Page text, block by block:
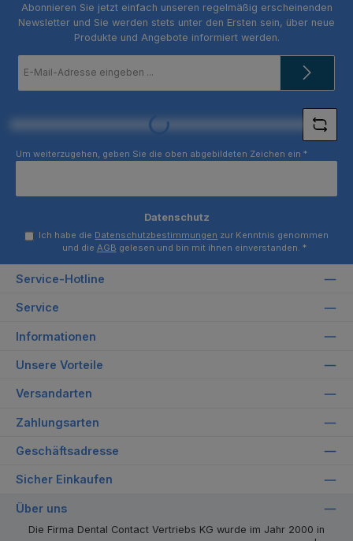
Abonnieren Sie jetzt einfach unseren regelmäßig erscheinenden
Newsletter und Sie werden stets unter den Ersten sein, über neue
Produkte und Angebote informiert werden.
Mail-
Loading...
Um weiterzugehen, geben Sie die oben abgebildeten Zeichen ein *
Datenschutz
Ich habe die Datenschutzbestimmungen zur Kenntnis genommen
und die AGB gelesen und bin mit ihnen einverstanden. *
Service-Hotline
Service
Informationen
Unsere Vorteile
Versandarten
Zahlungsarten
Geschäftsadresse
Sicher Einkaufen
Über uns
Die Firma Dental Contact Vertriebs KG wurde im Jahr 2000 in